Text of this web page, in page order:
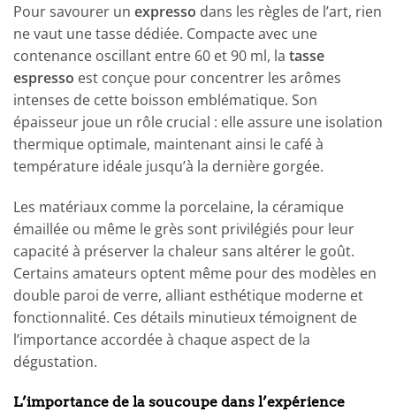
Pour savourer un expresso dans les règles de l’art, rien
ne vaut une tasse dédiée. Compacte avec une
contenance oscillant entre 60 et 90 ml, la tasse
espresso est conçue pour concentrer les arômes
intenses de cette boisson emblématique. Son
épaisseur joue un rôle crucial : elle assure une isolation
thermique optimale, maintenant ainsi le café à
température idéale jusqu’à la dernière gorgée.
Les matériaux comme la porcelaine, la céramique
émaillée ou même le grès sont privilégiés pour leur
capacité à préserver la chaleur sans altérer le goût.
Certains amateurs optent même pour des modèles en
double paroi de verre, alliant esthétique moderne et
fonctionnalité. Ces détails minutieux témoignent de
l’importance accordée à chaque aspect de la
dégustation.
L’importance de la soucoupe dans l’expérience